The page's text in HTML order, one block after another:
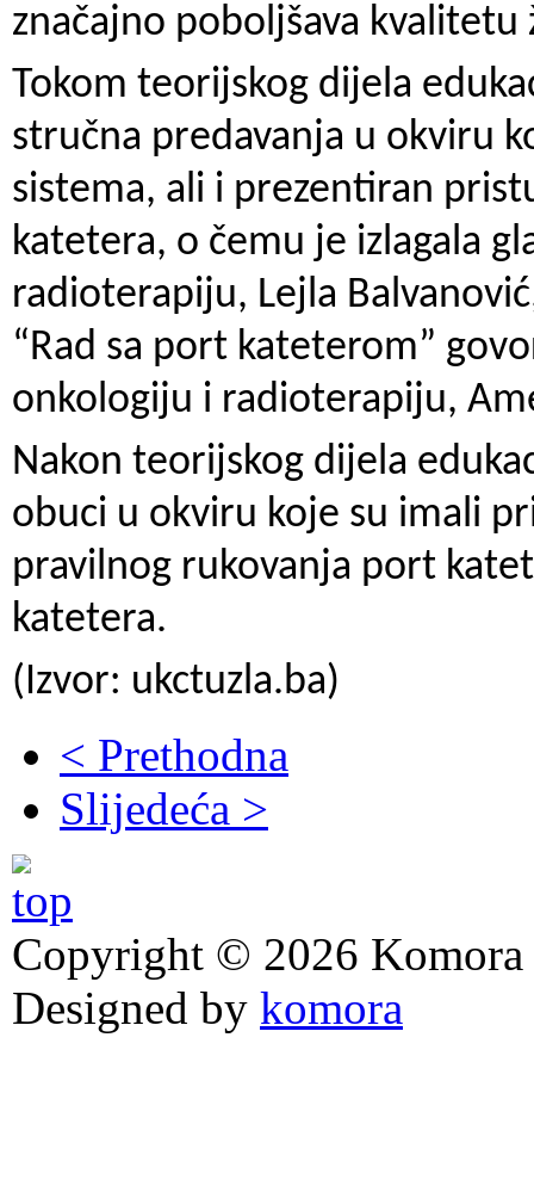
značajno poboljšava kvalitetu
Tokom teorijskog dijela
stručna predavanja u okviru
sistema, ali i prezentiran
katetera, o čemu je izlagala
radioterapiju, Lejla
“Rad sa port kateterom”
onkologiju i radioterapiju,
Nakon teorijskog dijela
obuci u okviru koje su imali
pravilnog rukovanja port
katetera.
(Izvor: ukctuzla.ba)
< Prethodna
Slijedeća >
Copyright © 2026 Komora
Designed by komora